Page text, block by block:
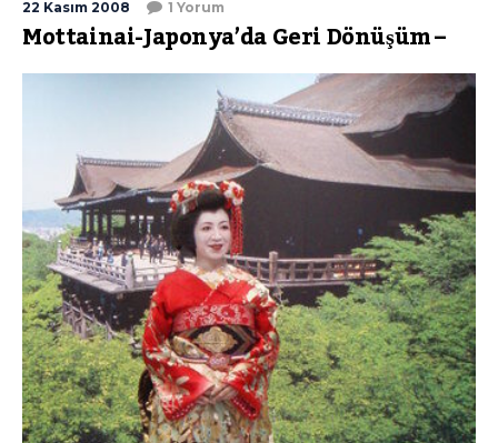
22 Kasım 2008 1 Yorum
Mottainai-Japonya’da Geri Dönüşüm –